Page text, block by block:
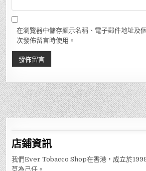
在瀏覽器中儲存顯示名稱、電子郵件地址及
次發佈留言時使用。
店鋪資訊
我們Ever Tobacco Shop在香港，成立於
草為己任。